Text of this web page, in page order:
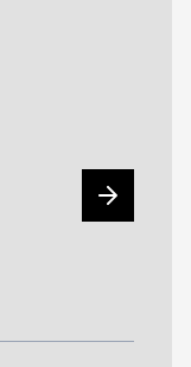
Przejdź